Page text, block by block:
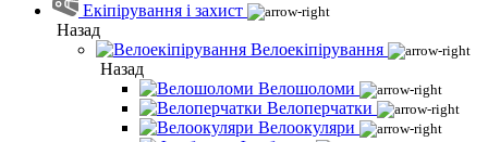
Екіпірування і захист
Назад
Велоекіпірування
Назад
Велошоломи
Велоперчатки
Велоокуляри